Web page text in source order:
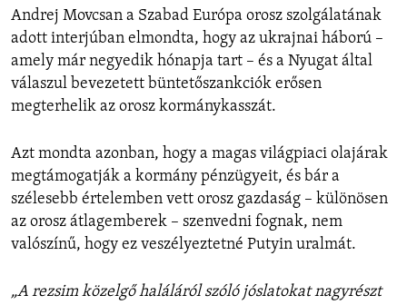
Andrej Movcsan a Szabad Európa orosz szolgálatának
adott interjúban elmondta, hogy az ukrajnai háború –
amely már negyedik hónapja tart – és a Nyugat által
válaszul bevezetett büntetőszankciók erősen
megterhelik az orosz kormánykasszát.
Azt mondta azonban, hogy a magas világpiaci olajárak
megtámogatják a kormány pénzügyeit, és bár a
szélesebb értelemben vett orosz gazdaság – különösen
az orosz átlagemberek – szenvedni fognak, nem
valószínű, hogy ez veszélyeztetné Putyin uralmát.
„A rezsim közelgő haláláról szóló jóslatokat nagyrészt